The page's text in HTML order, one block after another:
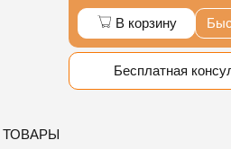
В корзину
Бесплатная